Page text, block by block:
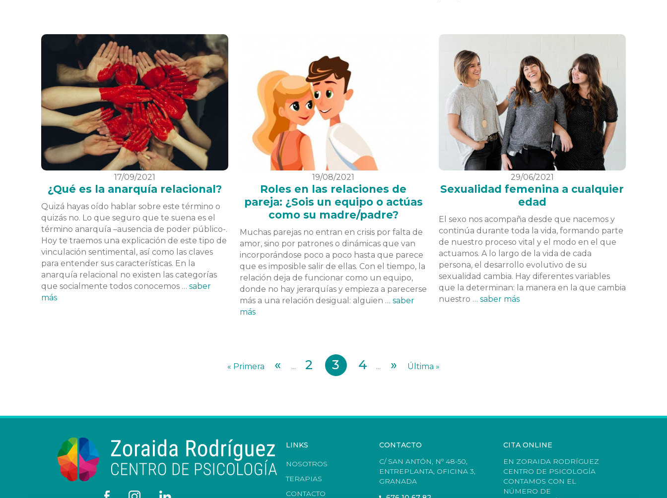
17/09/2021
¿Qué es la anarquía relacional?
Quizá hayas oído hablar sobre este término o
quizás no. Lo que seguro que te suena es el
término anarquía –ausencia de poder público-.
Hoy te traemos una explicación de este tipo de
vinculación sentimental, así como las claves
para entender sus características. En la
anarquía relacional no existen las categorías
que socialmente todos conocemos … saber
más
19/08/2021
Roles en las relaciones de
pareja: ¿Sois un equipo o actúas
como su madre/padre?
Muchas parejas no entran en crisis por falta de
amor, sino por patrones o dinámicas que van
incorporándose poco a poco hasta que parece
que es imposible salir de ellas. Con el tiempo, la
relación deja de funcionar como un equipo,
donde no hay jerarquías y empieza a parecerse
más a una relación desigual: alguien …saber
más
29/06/2021
Sexualidad femenina a cualquier
edad
El sexo nos acompaña desde que nacemos y
continúa durante toda la vida, formando parte
de nuestro proceso vital y el modo en el que
actuamos. A lo largo de la vida de cada
persona, el desarrollo evolutivo de su
sexualidad cambia. Hay diferentes variables
que la determinan: la manera en la que cambia
nuestro … saber más
« Primera « ... 2 3 4 ... » Última »
LINKS
NOSOTROS
TERAPIAS
CONTACTO
CONTACTO
C/ SAN ANTÓN, Nº 48-50,
ENTREPLANTA, OFICINA 3,
GRANADA
CITA ONLINE
EN ZORAIDA RODRÍGUEZ
CENTRO DE PSICOLOGÍA
CONTAMOS CON EL
NÚMERO DE